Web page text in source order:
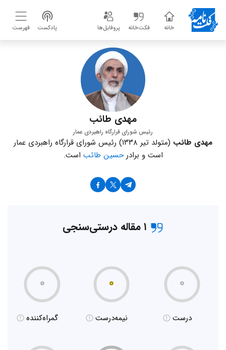
خانه فکت‌خانه پروفایل‌ها پادکست فهرست
مهدی طائب
رئیس شورای قرارگاه راهبردی عمار
مهدی طائب
(متولد تیر ۱۳۳۸) رئیس شورای قرارگاه راهبردی عمار
است و برادرحسین طائب است.
۱ مقاله درستی‌سنجی
۰
درست
۰
نیمه‌درست
۰
گمراه‌کننده